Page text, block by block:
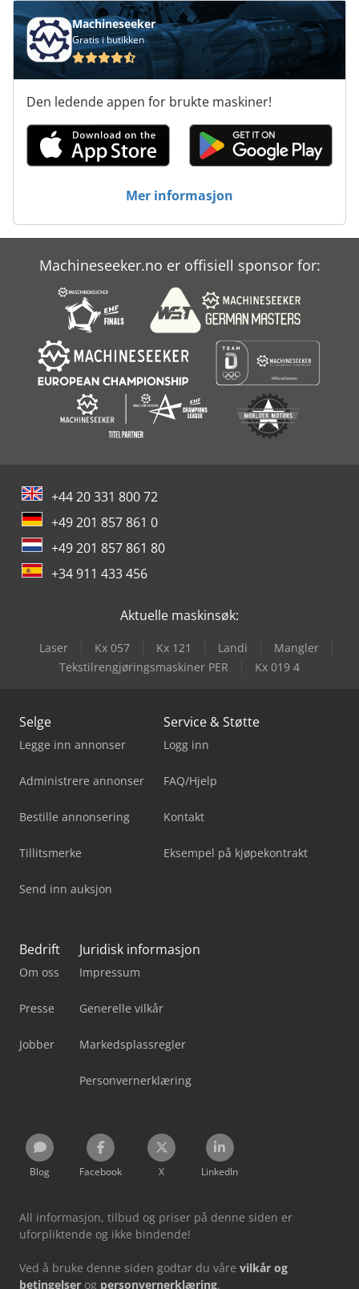
Machineseeker
Gratis i butikken
Den ledende appen for brukte maskiner!
Mer informasjon
Machineseeker.no er offisiell sponsor for:
+44 20 331 800 72
+49 201 857 861 0
+49 201 857 861 80
+34 911 433 456
Aktuelle maskinsøk:
Laser Kx 057 Kx 121 Landi
Mangler
Tekstilrengjøringsmaskiner PER
Kx 019 4
Selge
Legge inn annonser
Administrere annonser
Bestille annonsering
Tillitsmerke
Send inn auksjon
Service & Støtte
Logg inn
FAQ/Hjelp
Kontakt
Eksempel på kjøpekontrakt
Bedrift
Om oss
Presse
Jobber
Juridisk informasjon
Impressum
Generelle vilkår
Markedsplassregler
Personvernerklæring
Blog Facebook X LinkedIn
All informasjon, tilbud og priser på denne siden er
uforpliktende og ikke bindende!
Ved å bruke denne siden godtar du våre vilkår og
betingelser og personvernerklæring.